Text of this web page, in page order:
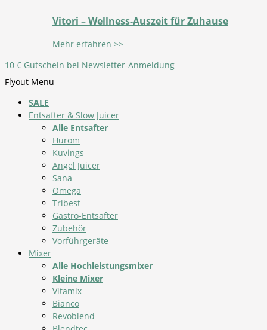
Vitori – Wellness-Auszeit für Zuhause
Mehr erfahren >>
10 € Gutschein bei Newsletter-Anmeldung
Flyout Menu
SALE
Entsafter & Slow Juicer
Alle Entsafter
Hurom
Kuvings
Angel Juicer
Sana
Omega
Tribest
Gastro-Entsafter
Zubehör
Vorführgeräte
Mixer
Alle Hochleistungsmixer
Kleine Mixer
Vitamix
Bianco
Revoblend